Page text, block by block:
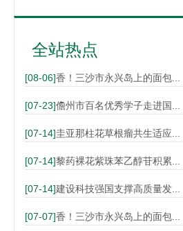
全站热点
[08-06]香！三沙市永兴岛上的面包...
[07-23]儋州市百名优秀学子走进国...
[07-14]圭亚那柱花草根瘤共生适应...
[07-14]黎药裸花紫珠苯乙醇苷积累...
[07-14]建设科技强国支撑高质量发...
[07-07]香！三沙市永兴岛上的面包...